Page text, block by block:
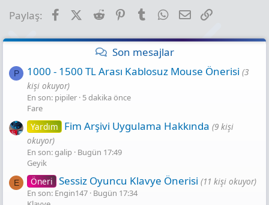
Paylaş: FacebookX (Twitter)
Reddit PinterestTumblr WhatsApp
E-posta
Son mesajlar
P 1000 - 1500 TL Arası Kablosuz Mouse Önerisi (3
kişi okuyor)
En son: pipiler 5 dakika önce
Fare
Yardım Fim Arşivi Uygulama Hakkında (9 kişi
okuyor)
En son: galip Bugün 17:49
Geyik
E Öneri Sessiz Oyuncu Klavye Önerisi (11 kişi okuyor)
En son: Engin147 Bugün 17:34